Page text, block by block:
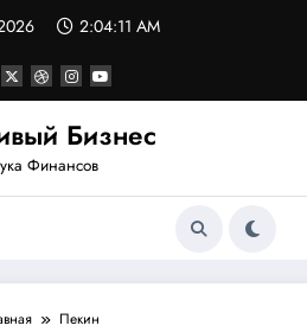
2:04:11 AM
Бизнес
Финансов
Пекин